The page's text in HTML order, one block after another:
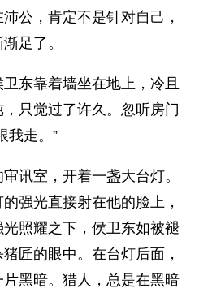
公，肯定不是针对自己，
足了。
靠着墙坐在地上，冷且
只觉过了许久。忽听房门
我走。”
室，开着一盏大台灯。
强光直接射在他的脸上，
照耀之下，侯卫东如被褪
匠的眼中。在台灯后面，
黑暗。猎人，总是在黑暗